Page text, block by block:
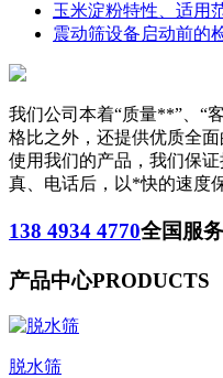
玉米淀粉特性、适用
震动筛设备启动前的
我们公司本着“质量**”、“
格比之外，还提供优质全
使用我们的产品，我们保
真、电话后，以*快的速度
138 4934 4770全国服
产品中心PRODUCTS
脱水筛